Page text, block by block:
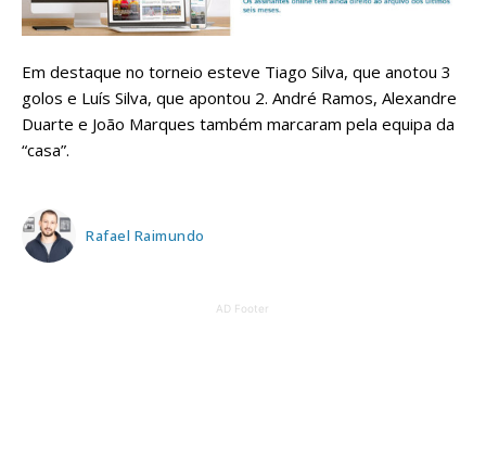
Em destaque no torneio esteve Tiago Silva, que anotou 3
golos e Luís Silva, que apontou 2. André Ramos, Alexandre
Duarte e João Marques também marcaram pela equipa da
“casa”.
Rafael Raimundo
AD Footer